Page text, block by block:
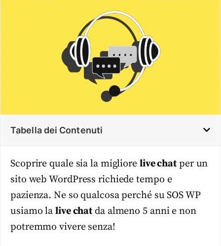
Tabella dei Contenuti
Scoprire quale sia la migliore live chatper un
sito web WordPress richiede tempo e
pazienza. Ne so qualcosa perché su SOS WP
usiamo lalive chatda almeno 5 anni e non
potremmo vivere senza!